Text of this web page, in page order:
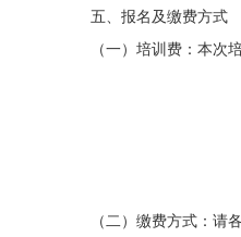
五、报名及缴费方式
（一）培训费： 本次
（二）缴费方式： 请